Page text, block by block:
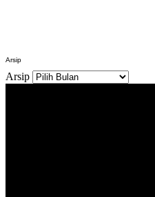
Arsip
Arsip